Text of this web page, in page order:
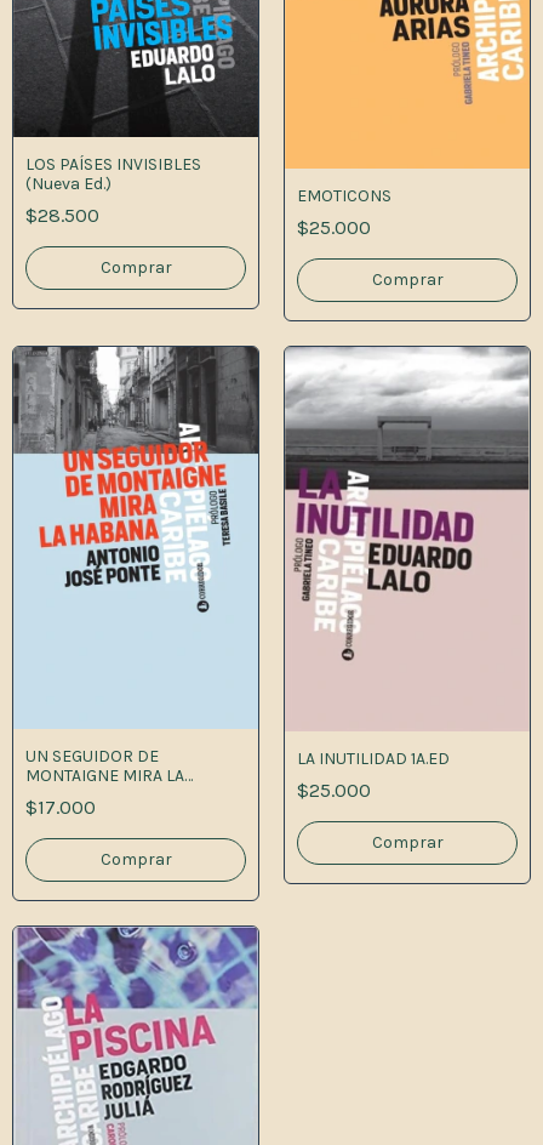
LOS PAÍSES INVISIBLES
(Nueva Ed.)
$28.500
EMOTICONS
$25.000
UN SEGUIDOR DE
MONTAIGNE MIRA LA
HABANA
$17.000
LA INUTILIDAD 1A.ED
$25.000